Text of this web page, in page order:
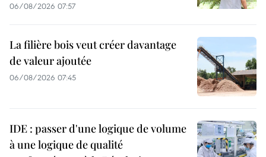
06/08/2026 07:57
La filière bois veut créer davantage
de valeur ajoutée
06/08/2026 07:45
IDE : passer d'une logique de volume
à une logique de qualité